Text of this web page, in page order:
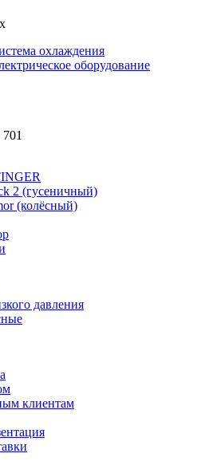
охлаждения
оборудование
2 (гусеничный)
(колёсный)
давления
клиентам